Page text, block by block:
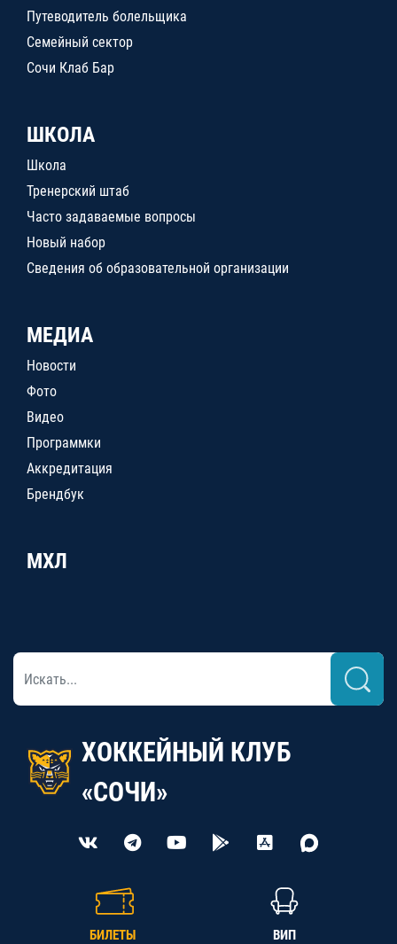
Путеводитель болельщика
Семейный сектор
Сочи Клаб Бар
ШКОЛА
Школа
Тренерский штаб
Часто задаваемые вопросы
Новый набор
Сведения об образовательной организации
МЕДИА
Новости
Фото
Видео
Программки
Аккредитация
Брендбук
МХЛ
ХОККЕЙНЫЙ КЛУБ
«СОЧИ»
БИЛЕТЫ ВИП